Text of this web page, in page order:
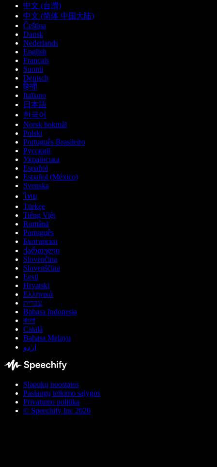
中文 (台灣)
中文 (简体 中国大陆)
Čeština
Dansk
Nederlands
English
Français
Suomi
Deutsch
हिन्दी
Italiano
日本語
한국어
Norsk bokmål
Polski
Português Brasileiro
Русский
Українська
Español
Español (México)
Svenska
ไทย
Türkçe
Tiếng Việt
Română
Português
Български
ქართული
Slovenčina
Slovenščina
Eesti
Hrvatski
Ελληνικά
עברית
Bahasa Indonesia
বাংলা
Català
Bahasa Melayu
اردو
Slapukų nuostatos
Paslaugų teikimo sąlygos
Privatumo politika
© Speechify Inc 2026